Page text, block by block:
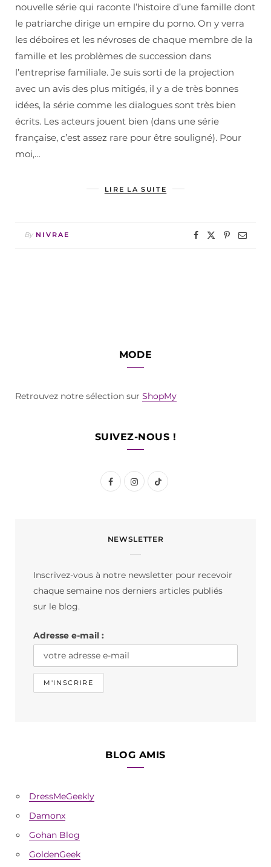
nouvelle série qui raconte l’histoire d’une famille dont
le patriarche dirige un empire du porno. On y verra
les déboires et les névroses de chaque membre de la
famille et les problèmes de succession dans
l’entreprise familiale. Je suis sorti de la projection
avec un avis des plus mitigés, il y a de très bonnes
idées, la série comme les dialogues sont très bien
écrits. Les acteurs jouent bien (dans une série
française, c’est assez rare pour être souligné). Pour
moi,…
LIRE LA SUITE
By NIVRAE
MODE
Retrouvez notre sélection sur ShopMy
SUIVEZ-NOUS !
F
e
I
t
m
T
T
NEWSLETTER
Inscrivez-vous à notre newsletter pour recevoir
chaque semaine nos derniers articles publiés
sur le blog.
Adresse e-mail :
BLOG AMIS
DressMeGeekly
Damonx
Gohan Blog
GoldenGeek